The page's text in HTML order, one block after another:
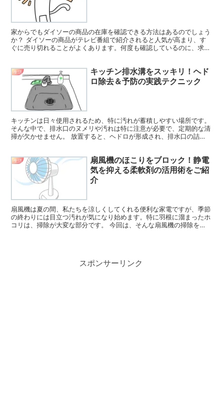
家からでもダイソーの商品の在庫を確認できる方法はあるのでしょう
か？ ダイソーの商品がテレビ番組で紹介されると人気が高まり、す
ぐに売り切れることがよくあります。何度も確認しているのに、求め
生活
キッチン排水溝をスッキリ！ヘド
ロ除去＆予防の実践テクニック
キッチンは日々使用されるため、特に汚れが蓄積しやすい場所です。
そんな中で、排水口のヌメリや汚れは特に注意が必要で、定期的な清
掃が欠かせません。 放置すると、ヘドロが形成され、排水口の詰ま
生活
扇風機のほこりをブロック！静電
気を抑える柔軟剤の活用術をご紹
介
扇風機は夏の間、私たちを涼しくしてくれる便利な家電ですが、季節
の終わりには目立つ汚れが気になり始めます。特に羽根に溜まったホ
コリは、掃除が大変な部分です。 今回は、そんな扇風機の掃除をラ
スポンサーリンク